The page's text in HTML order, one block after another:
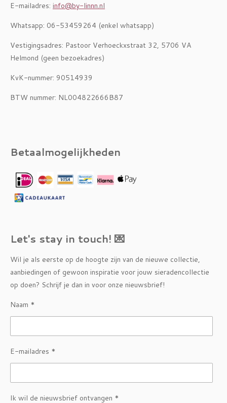
E-mailadres: info@by-linnn.nl
Whatsapp: 06-53459264 (enkel whatsapp)
Vestigingsadres: Pastoor Verhoeckxstraat 32, 5706 VA
Helmond (geen bezoekadres)
KvK-nummer: 90514939
BTW nummer: NL004822666B87
Betaalmogelijkheden
Let's stay in touch! 💌
Wil je als eerste op de hoogte zijn van de nieuwe collectie,
aanbiedingen of gewoon inspiratie voor jouw sieradencollectie
op doen? Schrijf je dan in voor onze nieuwsbrief!
Naam *
E-mailadres *
Ik wil de nieuwsbrief ontvangen *